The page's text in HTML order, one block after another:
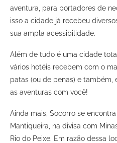
aventura, para portadores de
isso a cidade já recebeu
sua ampla acessibilidade.
Além de tudo é uma cidade
vários hotéis recebem com o
patas (ou de penas) e
as aventuras com você!
Ainda mais, Socorro se
Mantiqueira, na divisa com
Rio do Peixe. Em razão dessa